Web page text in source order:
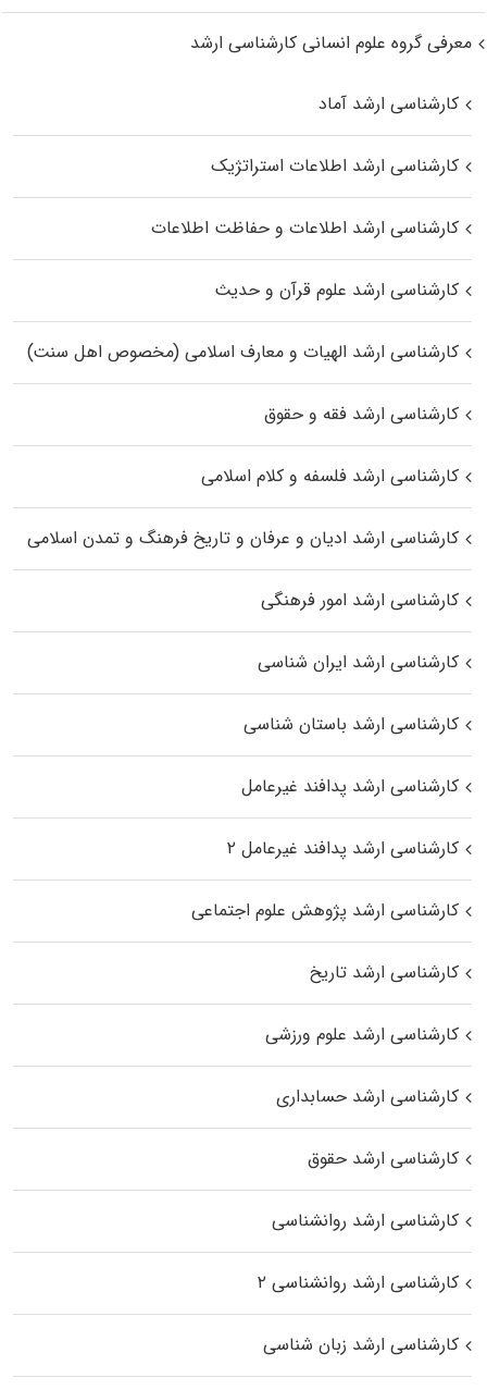
معرفی گروه علوم انسانی کارشناسی ارشد
کارشناسی ارشد آماد
کارشناسی ارشد اطلاعات استراتژیک
کارشناسی ارشد اطلاعات و حفاظت اطلاعات
کارشناسی ارشد علوم قرآن و حدیث
کارشناسی ارشد الهیات و معارف اسلامی (مخصوص اهل سنت)
کارشناسی ارشد فقه و حقوق
کارشناسی ارشد فلسفه و کلام اسلامی
کارشناسی ارشد ادیان و عرفان و تاریخ فرهنگ و تمدن اسلامی
کارشناسی ارشد امور فرهنگی
کارشناسی ارشد ایران شناسی
کارشناسی ارشد باستان شناسی
کارشناسی ارشد پدافند غیرعامل
کارشناسی ارشد پدافند غیرعامل ۲
کارشناسی ارشد پژوهش علوم اجتماعی
کارشناسی ارشد تاریخ
کارشناسی ارشد علوم ورزشی
کارشناسی ارشد حسابداری
کارشناسی ارشد حقوق
کارشناسی ارشد روانشناسی
کارشناسی ارشد روانشناسی ۲
کارشناسی ارشد زبان شناسی